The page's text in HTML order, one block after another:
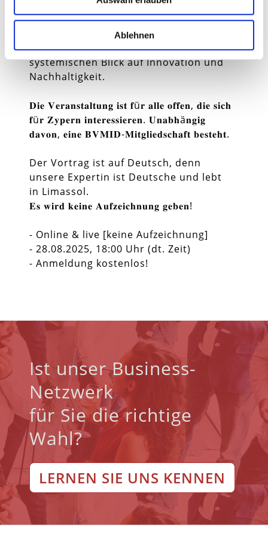
Ablehnen
Projektmanagement, Prozessdesign
und EU-Programmen. Sie bringt tiefes
Wissen über die Förderlandschaft
Europas mit, verbunden mit einem
systemischen Blick auf Innovation und
Nachhaltigkeit.
𝐃𝐢𝐞 𝐕𝐞𝐫𝐚𝐧𝐬𝐭𝐚𝐥𝐭𝐮𝐧𝐠 𝐢𝐬𝐭 𝐟ü𝐫 𝐚𝐥𝐥𝐞 𝐨𝐟𝐟𝐞𝐧, 𝐝𝐢𝐞 𝐬𝐢𝐜𝐡
𝐟ü𝐫 𝐙𝐲𝐩𝐞𝐫𝐧 𝐢𝐧𝐭𝐞𝐫𝐞𝐬𝐬𝐢𝐞𝐫𝐞𝐧. 𝐔𝐧𝐚𝐛𝐡ä𝐧𝐠𝐢𝐠
𝐝𝐚𝐯𝐨𝐧, 𝐞𝐢𝐧𝐞 𝐁𝐕𝐌𝐈𝐃-𝐌𝐢𝐭𝐠𝐥𝐢𝐞𝐝𝐬𝐜𝐡𝐚𝐟𝐭 𝐛𝐞𝐬𝐭𝐞𝐡𝐭.
Der Vortrag ist auf Deutsch, denn
unsere Expertin ist Deutsche und lebt
in Limassol.
𝐄𝐬 𝐰𝐢𝐫𝐝 𝐤𝐞𝐢𝐧𝐞 𝐀𝐮𝐟𝐳𝐞𝐢𝐜𝐡𝐧𝐮𝐧𝐠 𝐠𝐞𝐛𝐞𝐧!
- Online & live [keine Aufzeichnung]
- 28.08.2025, 18:00 Uhr (dt. Zeit)
- Anmeldung kostenlos!
Ist unser Business-
Netzwerk
für Sie die richtige
Wahl?
LERNEN SIE UNS KENNEN